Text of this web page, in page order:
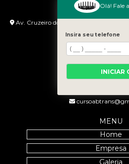
Av. Cruzeiro do Sul, 1100, Shopping D,
HORÁRIO DE
Segunda à Sexta:
CONTATO
MENU
Home
Empresa
Galeria
Olá! Fale
Insira seu telefone
INICIAR